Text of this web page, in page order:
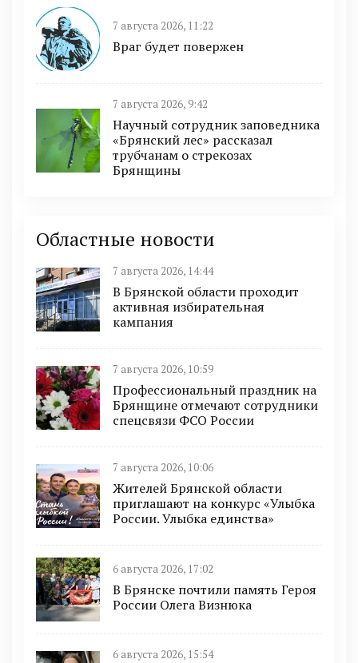
7 августа 2026, 11:22
Враг будет повержен
7 августа 2026, 9:42
Научный сотрудник заповедника
«Брянский лес» рассказал
трубчанам о стрекозах
Брянщины
Областные новости
7 августа 2026, 14:44
В Брянской области проходит
активная избирательная
кампания
7 августа 2026, 10:59
Профессиональный праздник на
Брянщине отмечают сотрудники
спецсвязи ФСО России
7 августа 2026, 10:06
Жителей Брянской области
приглашают на конкурс «Улыбка
России. Улыбка единства»
6 августа 2026, 17:02
В Брянске почтили память Героя
России Олега Визнюка
6 августа 2026, 15:54